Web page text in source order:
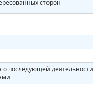
сторон
о последующей